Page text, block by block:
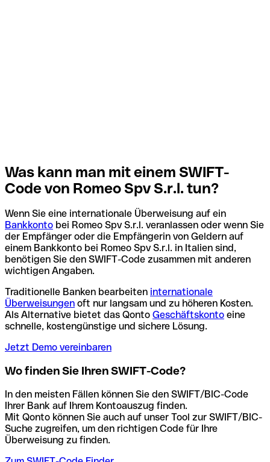
Was kann man mit einem SWIFT-
Code von Romeo Spv S.r.l. tun?
Wenn Sie eine internationale Überweisung auf ein
Bankkonto bei Romeo Spv S.r.l. veranlassen oder wenn Sie
der Empfänger oder die Empfängerin von Geldern auf
einem Bankkonto bei Romeo Spv S.r.l. in Italien sind,
benötigen Sie den SWIFT-Code zusammen mit anderen
wichtigen Angaben.
Traditionelle Banken bearbeiten internationale
Überweisungen oft nur langsam und zu höheren Kosten.
Als Alternative bietet das Qonto Geschäftskonto eine
schnelle, kostengünstige und sichere Lösung.
Jetzt Demo vereinbaren
Wo finden Sie Ihren SWIFT-Code?
In den meisten Fällen können Sie den SWIFT/BIC-Code
Ihrer Bank auf Ihrem Kontoauszug finden.
Mit Qonto können Sie auch auf unser Tool zur SWIFT/BIC-
Suche zugreifen, um den richtigen Code für Ihre
Überweisung zu finden.